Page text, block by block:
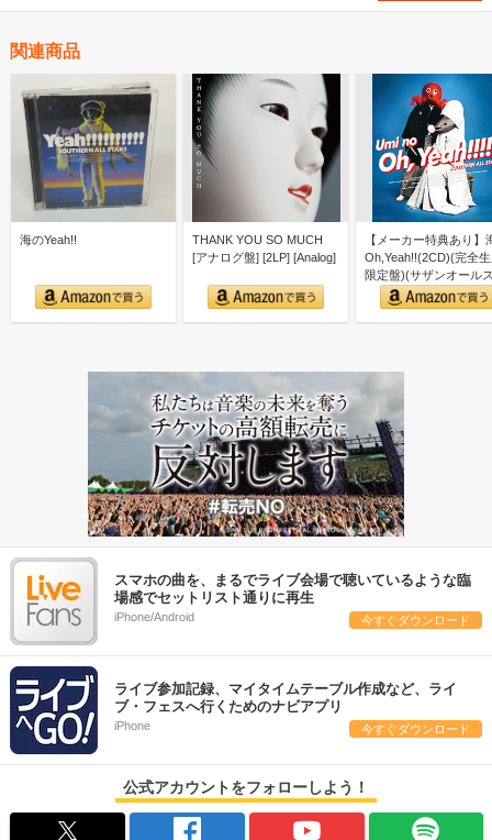
関連商品
海のYeah!!
THANK YOU SO MUCH
[アナログ盤] [2LP] [Analog]
【メーカー特典あり】
Oh,Yeah!!(2CD)(完全
限定盤)(サザンオール
ーズ 40…
スマホの曲を、まるでライブ会場で聴いているような臨
場感でセットリスト通りに再生
iPhone/Android 今すぐダウンロード
ライブ参加記録、マイタイムテーブル作成など、ライ
ブ・フェスへ行くためのナビアプリ
iPhone 今すぐダウンロード
公式アカウントをフォローしよう！